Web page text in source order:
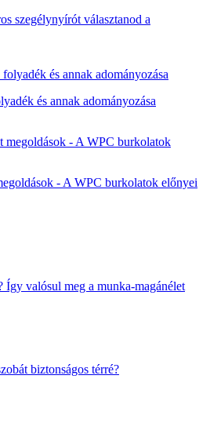
szegélynyírót választanod a
és annak adományozása
- A WPC burkolatok előnyei
Így valósul meg a munka-magánélet
biztonságos térré?